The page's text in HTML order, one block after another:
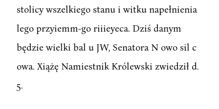
stolicy wszelkiego stanu i witku napełnienia
lego przyiemm-go riiieyeca. Dziś danym
będzie wielki bal u JW, Senatora N owo sil c
owa. Xiążę Namiestnik Królewski zwiedził d.
5.